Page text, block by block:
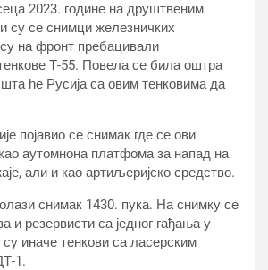
2023. године на друштвеним
су се снимци железничких
су на фронт пребацивали
Т-55. Повела се била оштра
ће Русија са овим тенковима да
појавио се снимак где се ови
аутомнона платфома за напад на
али и као артиљеријско средство.
снимак 1430. пука. На снимку се
и резервисти са једног гађања у
иначе тенкови са ласерским
1.